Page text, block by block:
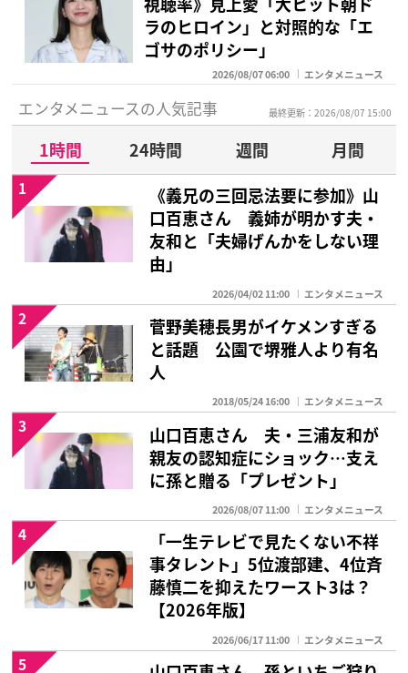
ラのヒロイン」と対照的な「エ
ゴサのポリシー」
2026/08/07 06:00 エンタメニュース
エンタメニュースの人気記事 最終更新：2026/08/07 15:00
1時間 24時間 週間
月間
《義兄の三回忌法要に参加》山
口百恵さん 義姉が明かす夫・
友和と「夫婦げんかをしない理
由」
2026/04/02 11:00 エンタメニュース
1
菅野美穂長男がイケメンすぎる
と話題 公園で堺雅人より有名
人
2018/05/24 16:00 エンタメニュース
2
山口百恵さん 夫・三浦友和が
親友の認知症にショック…支え
に孫と贈る「プレゼント」
2026/08/07 11:00 エンタメニュース
3
「一生テレビで見たくない不祥
事タレント」5位渡部建、4位斉
藤慎二を抑えたワースト3は？
【2026年版】
2026/06/17 11:00 エンタメニュース
4
5